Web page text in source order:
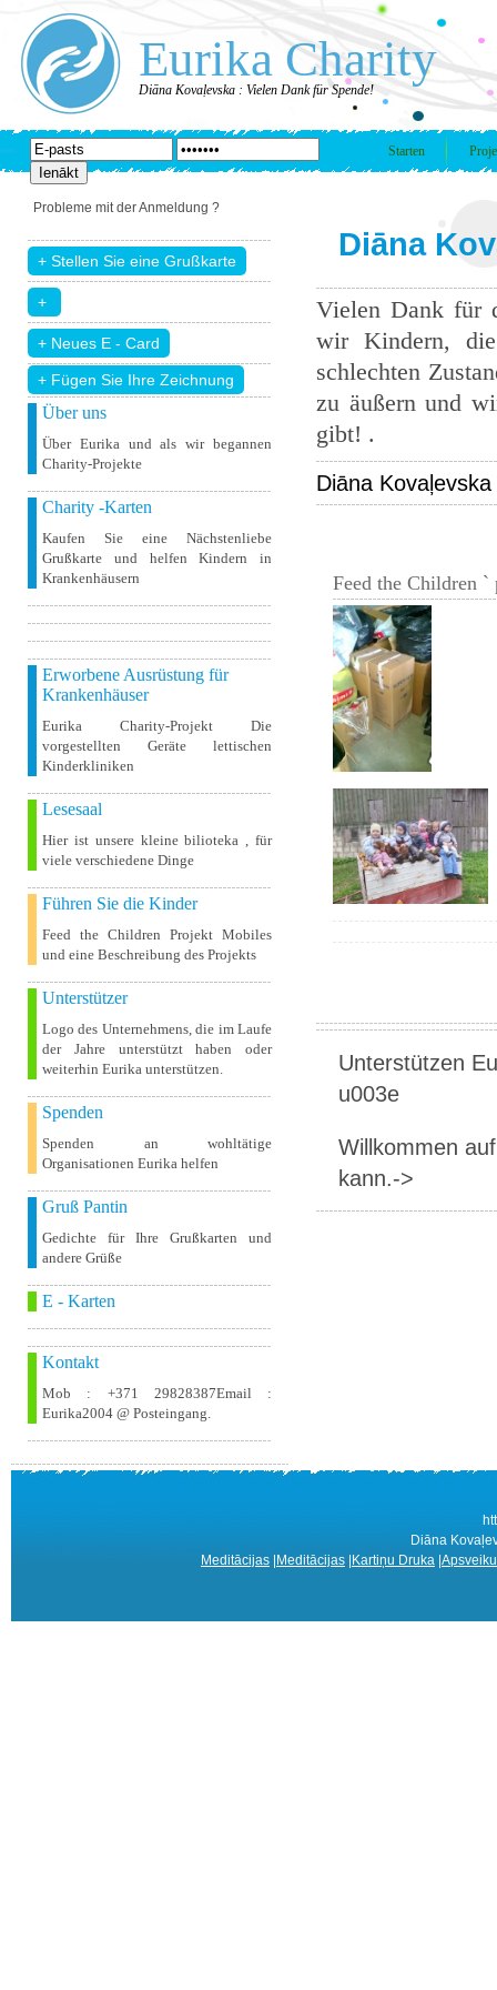
Eurika Charity
Diāna Kovaļevska : Vielen Dank für Spende!
Starten
Probleme mit der Anmeldung ?
+ Fügen Sie Ihre Zeichnung
Über uns
Über Eurika und als wir begannen
Charity-Projekte
Charity -Karten
Kaufen Sie eine Nächstenliebe
Grußkarte und helfen Kindern in
Krankenhäusern
Erworbene Ausrüstung für
Krankenhäuser
Eurika Charity-Projekt Die
vorgestellten Geräte lettischen
Kinderkliniken
Lesesaal
Hier ist unsere kleine bilioteka , für
viele verschiedene Dinge
Führen Sie die Kinder
Feed the Children Projekt Mobiles
und eine Beschreibung des Projekts
Unterstützer
Logo des Unternehmens, die im Laufe
der Jahre unterstützt haben oder
weiterhin Eurika unterstützen.
Spenden
Spenden an wohltätige
Organisationen Eurika helfen
Gruß Pantin
Gedichte für Ihre Grußkarten und
andere Grüße
E - Karten
Kontakt
Mob : +371 29828387Email :
Eurika2004 @ Posteingang.
Diāna
Vielen Dank für
wir Kindern,
schlechten
zu äußern und
gibt! .
Diāna
Feed the Children `
Unterstützen
u003e
Willkommen
kann.->
Diāna
Meditācijas Meditācijas Kartiņu Druka